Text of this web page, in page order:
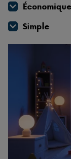
Économique
Simple